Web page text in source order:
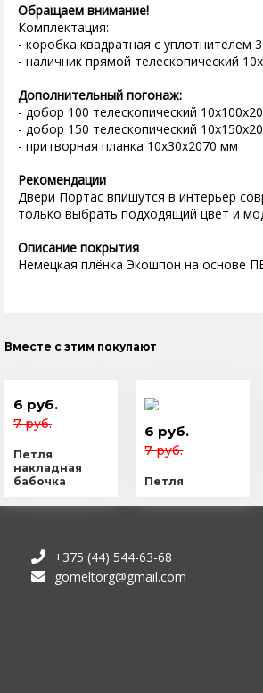
Обращаем внимание!
Комплектация:
- коробка квадратная с уплотнителем
- наличник прямой телескопический
Дополнительный погонаж:
- добор 100 телескопический
- добор 150 телескопический
- притворная планка 10х30х2070 мм
Рекомендации
Двери Портас впишутся в интерьер
только выбрать подходящий цвет и
Описание покрытия
Немецкая плёнка Экошпон на основе
Вместе с этим покупают
6 руб.
7 руб.
Петля
накладная
бабочка
6 руб.
7 руб.
Петля
+375 (44) 544-63-68
gomeltorg@gmail.com